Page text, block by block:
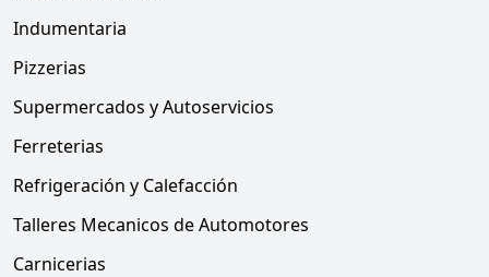
Indumentaria
Pizzerias
Supermercados y Autoservicios
Ferreterias
Refrigeración y Calefacción
Talleres Mecanicos de Automotores
Carnicerias